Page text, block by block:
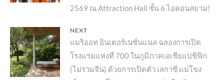
2569 ณ Attraction Hall ชั้น 6 ไอคอนสยาม!
NEXT
Next
post:
แมริออท อินเตอร์เนชั่นแนล ฉลองการเปิด
โรงแรมแห่งที่ 700 ในภูมิภาคเอเชียแปซิฟิก
(ไม่รวมจีน) ด้วยการเปิดตัว เลกาซี แม่โขง